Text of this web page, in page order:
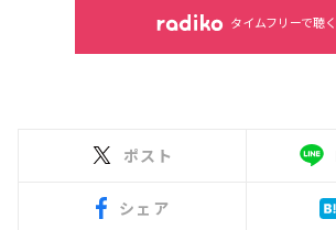
タイムフリーで聴く
ポスト
シェア